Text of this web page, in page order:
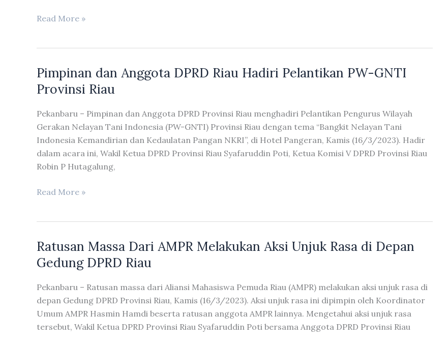
Eva
Hadiri
Pelantikan
KONI
Kabupaten
Kampar
Periode
2023-
Read More »
Pimpinan dan Anggota DPRD Riau Hadiri Pelantikan PW-GNTI
Provinsi Riau
Pekanbaru – Pimpinan dan Anggota DPRD Provinsi Riau menghadiri Pelantikan Pengurus Wilayah
Gerakan Nelayan Tani Indonesia (PW-GNTI) Provinsi Riau dengan tema “Bangkit Nelayan Tani
Indonesia Kemandirian dan Kedaulatan Pangan NKRI”, di Hotel Pangeran, Kamis (16/3/2023). Hadir
dalam acara ini, Wakil Ketua DPRD Provinsi Riau Syafaruddin Poti, Ketua Komisi V DPRD Provinsi Riau
Robin P Hutagalung,
Pimpinan
Riau
Hadiri
PW-
GNTI
Provinsi
Riau
Read More »
Ratusan Massa Dari AMPR Melakukan Aksi Unjuk Rasa di Depan
Gedung DPRD Riau
Pekanbaru – Ratusan massa dari Aliansi Mahasiswa Pemuda Riau (AMPR) melakukan aksi unjuk rasa di
depan Gedung DPRD Provinsi Riau, Kamis (16/3/2023). Aksi unjuk rasa ini dipimpin oleh Koordinator
Umum AMPR Hasmin Hamdi beserta ratusan anggota AMPR lainnya. Mengetahui aksi unjuk rasa
tersebut, Wakil Ketua DPRD Provinsi Riau Syafaruddin Poti bersama Anggota DPRD Provinsi Riau